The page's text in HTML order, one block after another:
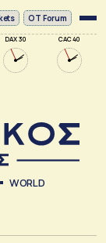
DAX 30 CAC 40
OT Forum
WORLD